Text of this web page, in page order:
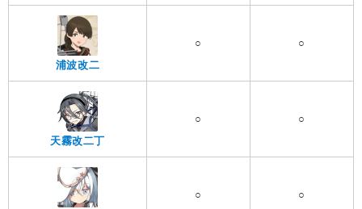
浦波改二
○ ○
天霧改二丁
○ ○
○ ○